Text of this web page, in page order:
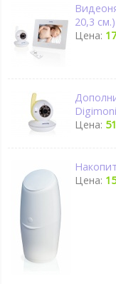
20,3 см.)
Цена:
Цена:
Цена: